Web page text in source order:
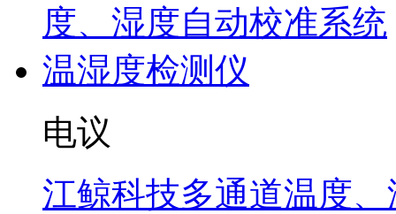
电议
江鲸科技多通道温度